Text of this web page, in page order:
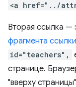
<a href="../
Вторая ссылка —
фрагмента ссылки
id="teachers",
странице.
"вверху